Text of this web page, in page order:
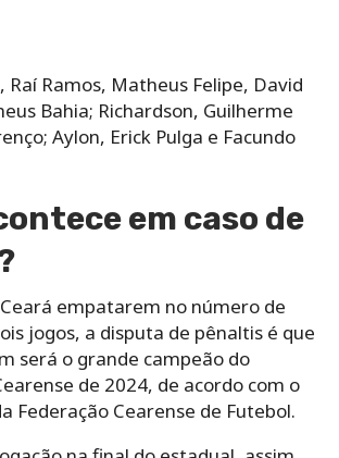
Raí Ramos, Matheus Felipe, David
Bahia; Richardson, Guilherme
Aylon, Erick Pulga e Facundo
em caso de
empatarem no número de
jogos, a disputa de pênaltis é que
será o grande campeão do
de 2024, de acordo com o
Federação Cearense de Futebol.